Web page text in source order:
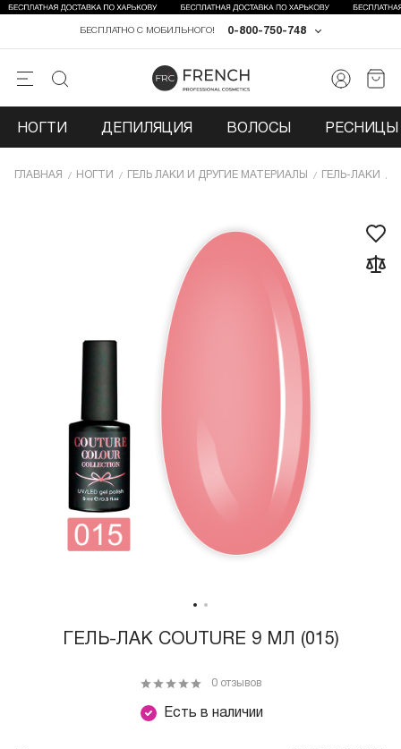
0-800-750-748
БЕСПЛАТНО С МОБИЛЬНОГО!
НОГТИ ДЕПИЛЯЦИЯ ВОЛОСЫ РЕСНИЦЫ
ГЛАВНАЯ НОГТИ ГЕЛЬ ЛАКИ И ДРУГИЕ МАТЕРИАЛЫ ГЕЛЬ-ЛАКИ
ГЕЛЬ-ЛАК COUTURE 9 МЛ (015)
Есть в наличии
0 отзывов